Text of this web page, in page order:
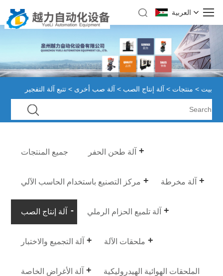
العربية
بيت > منتجات > آلة إنتاج الصب > آلة صب أخرى > تتبع آلة التفجير
جميع المنتجات آلة طحن الحفر
مركز التصنيع باستخدام الحاسب الآلي آلة مخرطة
آلة إنتاج الصب آلة تلميع الحزام الرملي
آلة التجميع والاختبار ملحقات الآلة
آلة الأغراض الخاصة الملحقات الهوائية الهيدروليكية